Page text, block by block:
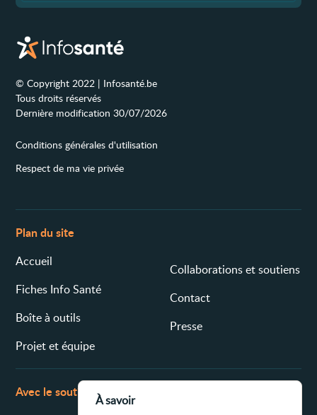
© Copyright 2022 | Infosanté.be
Tous droits réservés
Dernière modification 30/07/2026
Conditions générales d'utilisation
Respect de ma vie privée
Plan du site
Accueil
Fiches Info Santé
Boîte à outils
Projet et équipe
Collaborations et soutiens
Contact
Presse
Avec le soutien de
À savoir